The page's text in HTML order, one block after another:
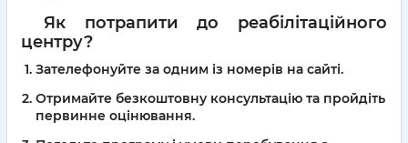
Як потрапити до реабілітаційного
центру?
Зателефонуйте за одним із номерів на сайті.
Отримайте безкоштовну консультацію та пройдіть
первинне оцінювання.